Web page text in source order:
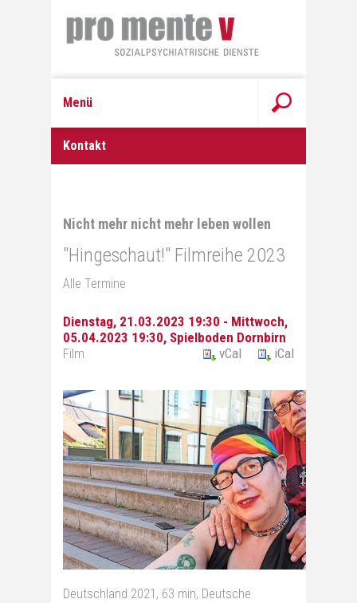
Menü
Kontakt
Nicht mehr nicht mehr leben wollen
"Hingeschaut!" Filmreihe 2023
Alle Termine
Dienstag, 21.03.2023 19:30 - Mittwoch,
05.04.2023 19:30, Spielboden Dornbirn
vCal
iCal
Film
Deutschland 2021, 63 min, Deutsche